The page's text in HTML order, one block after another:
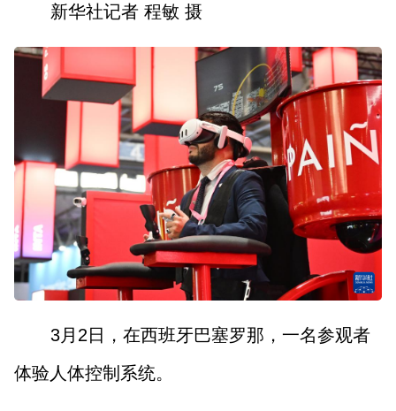
新华社记者 程敏 摄
3月2日，在西班牙巴塞罗那，一名参观者
体验人体控制系统。